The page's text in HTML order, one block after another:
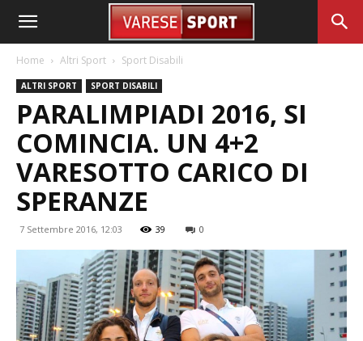
Home Altri Sport Sport Disabili
ALTRI SPORT SPORT DISABILI
PARALIMPIADI 2016, SI
COMINCIA. UN 4+2
VARESOTTO CARICO DI
SPERANZE
7 Settembre 2016, 12:03 39 0